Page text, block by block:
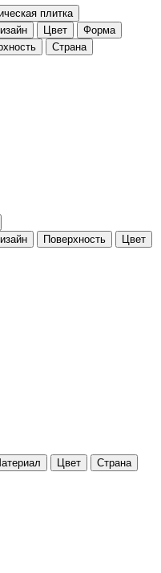
плитка
Цвет
Форма
Страна
Поверхность
Цвет
Цвет Страна